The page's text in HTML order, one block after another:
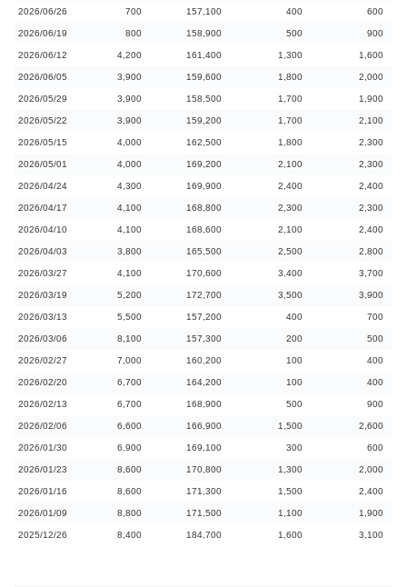
2026/06/26 700 157,100 400 600
2026/06/19 800 158,900 500 900
2026/06/12 4,200 161,400 1,300 1,600
2026/06/05 3,900 159,600 1,800 2,000
2026/05/29 3,900 158,500 1,700 1,900
2026/05/22 3,900 159,200 1,700 2,100
2026/05/15 4,000 162,500 1,800 2,300
2026/05/01 4,000 169,200 2,100 2,300
2026/04/24 4,300 169,900 2,400 2,400
2026/04/17 4,100 168,800 2,300 2,300
2026/04/10 4,100 168,600 2,100 2,400
2026/04/03 3,800 165,500 2,500 2,800
2026/03/27 4,100 170,600 3,400 3,700
2026/03/19 5,200 172,700 3,500 3,900
2026/03/13 5,500 157,200 400 700
2026/03/06 8,100 157,300 200 500
2026/02/27 7,000 160,200 100 400
2026/02/20 6,700 164,200 100 400
2026/02/13 6,700 168,900 500 900
2026/02/06 6,600 166,900 1,500 2,600
2026/01/30 6,900 169,100 300 600
2026/01/23 8,600 170,800 1,300 2,000
2026/01/16 8,600 171,300 1,500 2,400
2026/01/09 8,800 171,500 1,100 1,900
2025/12/26 8,400 184,700 1,600 3,100